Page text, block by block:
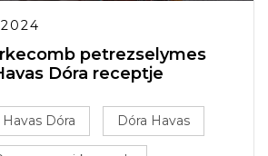
petrezselymes
Dóra receptje
Havas Dóra Dóra Havas